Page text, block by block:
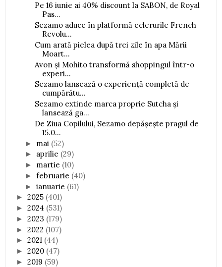
Pe 16 iunie ai 40% discount la SABON, de Royal
Pas...
Sezamo aduce în platformă eclerurile French
Revolu...
Cum arată pielea după trei zile în apa Mării
Moart...
Avon și Mohito transformă shoppingul într-o
experi...
Sezamo lansează o experiență completă de
cumpărătu...
Sezamo extinde marca proprie Sutcha și
lansează ga...
De Ziua Copilului, Sezamo depășește pragul de
15.0...
► mai (52)
► aprilie (29)
► martie (10)
►februarie (40)
►ianuarie (61)
►2025 (401)
►2024 (531)
►2023 (179)
►2022 (107)
►2021 (44)
►2020 (47)
►2019 (59)